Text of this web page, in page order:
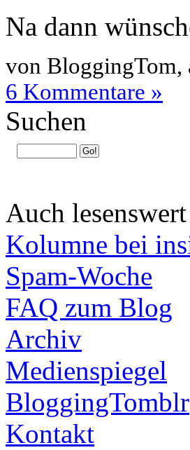
Na dann
von BloggingTom,
6 Kommentare »
Suchen
Auch lesenswert
Kolumne bei
Spam-Woche
FAQ zum Blog
Archiv
Medienspiegel
BloggingTomblr
Kontakt